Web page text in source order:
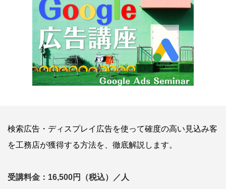
検索広告・ディスプレイ広告を使って確度の高い見込み客
を工務店が獲得する方法を、徹底解説します。
受講料金：16,500円（税込）／人